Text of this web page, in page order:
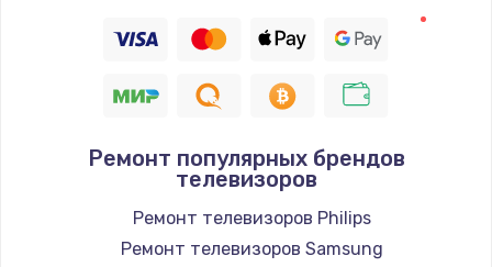
Восстановление цепи питания, пайка
Заказать
Программный ремонт/прошивка
Ремонт популярных брендов
телевизоров
Ремонт телевизоров Philips
Ремонт телевизоров Samsung